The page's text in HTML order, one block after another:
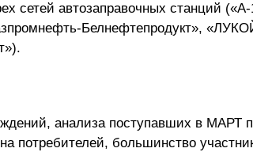
сетей автозаправочных станций
Белнефтепродукт»,
анализа поступавших в МАРТ
потребителей, большинство